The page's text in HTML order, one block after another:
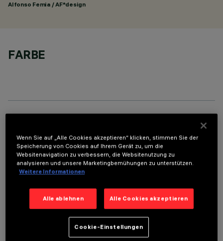
Alfonso Femia / AF*design
FARBE
Um das Produkt ordnungsgemäß zu installieren und zu betreiben, muss eines der erforderlichen
Zubehörteile bestellt werden:
TECHNISCHE DATEN
LETZTES UPDATE: 06.08.2026
Wenn Sie auf „Alle Cookies akzeptieren“ klicken, stimmen Sie der
Speicherung von Cookies auf Ihrem Gerät zu, um die
Websitenavigation zu verbessern, die Websitenutzung zu
analysieren und unsere Marketingbemühungen zu unterstützen.
Weitere Informationen
Alle ablehnen Alle Cookies akzeptieren
Cookie-Einstellungen